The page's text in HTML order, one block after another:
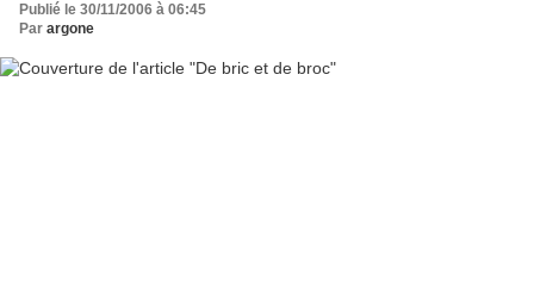
Publié le 30/11/2006 à 06:45
Par argone